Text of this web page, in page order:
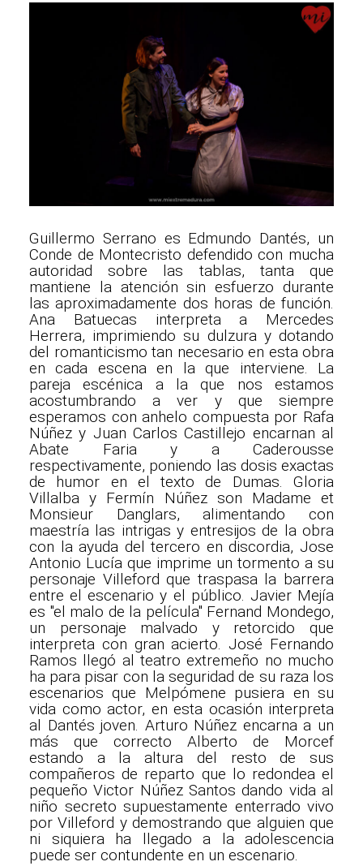
Guillermo Serrano es Edmundo Dantés, un
Conde de Montecristo defendido con mucha
autoridad sobre las tablas, tanta que
mantiene la atención sin esfuerzo durante
las aproximadamente dos horas de función.
Ana Batuecas interpreta a Mercedes
Herrera, imprimiendo su dulzura y dotando
del romanticismo tan necesario en esta obra
en cada escena en la que interviene. La
pareja escénica a la que nos estamos
acostumbrando a ver y que siempre
esperamos con anhelo compuesta por Rafa
Núñez y Juan Carlos Castillejo encarnan al
Abate Faria y a Caderousse
respectivamente, poniendo las dosis exactas
de humor en el texto de Dumas. Gloria
Villalba y Fermín Núñez son Madame et
Monsieur Danglars, alimentando con
maestría las intrigas y entresijos de la obra
con la ayuda del tercero en discordia, Jose
Antonio Lucía que imprime un tormento a su
personaje Villeford que traspasa la barrera
entre el escenario y el público. Javier Mejía
es "el malo de la película" Fernand Mondego,
un personaje malvado y retorcido que
interpreta con gran acierto. José Fernando
Ramos llegó al teatro extremeño no mucho
ha para pisar con la seguridad de su raza los
escenarios que Melpómene pusiera en su
vida como actor, en esta ocasión interpreta
al Dantés joven. Arturo Núñez encarna a un
más que correcto Alberto de Morcef
estando a la altura del resto de sus
compañeros de reparto que lo redondea el
pequeño Victor Núñez Santos dando vida al
niño secreto supuestamente enterrado vivo
por Villeford y demostrando que alguien que
ni siquiera ha llegado a la adolescencia
puede ser contundente en un escenario.